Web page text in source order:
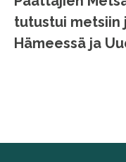
tutustui metsiin
Hämeessä ja